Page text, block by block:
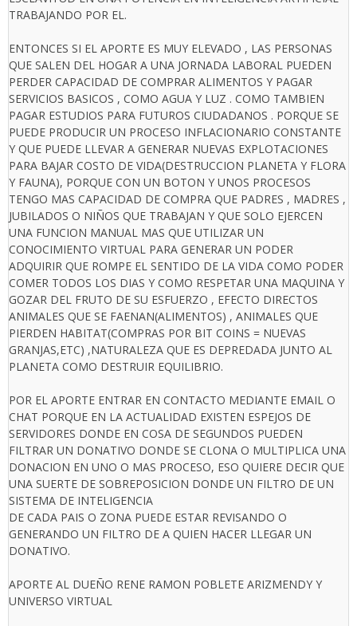
TRABAJANDO POR EL.
ENTONCES SI EL APORTE ES MUY ELEVADO , LAS PERSONAS
QUE SALEN DEL HOGAR A UNA JORNADA LABORAL PUEDEN
PERDER CAPACIDAD DE COMPRAR ALIMENTOS Y PAGAR
SERVICIOS BASICOS , COMO AGUA Y LUZ . COMO TAMBIEN
PAGAR ESTUDIOS PARA FUTUROS CIUDADANOS . PORQUE SE
PUEDE PRODUCIR UN PROCESO INFLACIONARIO CONSTANTE
Y QUE PUEDE LLEVAR A GENERAR NUEVAS EXPLOTACIONES
PARA BAJAR COSTO DE VIDA(DESTRUCCION PLANETA Y FLORA
Y FAUNA), PORQUE CON UN BOTON Y UNOS PROCESOS
TENGO MAS CAPACIDAD DE COMPRA QUE PADRES , MADRES ,
JUBILADOS O NIÑOS QUE TRABAJAN Y QUE SOLO EJERCEN
UNA FUNCION MANUAL MAS QUE UTILIZAR UN
CONOCIMIENTO VIRTUAL PARA GENERAR UN PODER
ADQUIRIR QUE ROMPE EL SENTIDO DE LA VIDA COMO PODER
COMER TODOS LOS DIAS Y COMO RESPETAR UNA MAQUINA Y
GOZAR DEL FRUTO DE SU ESFUERZO , EFECTO DIRECTOS
ANIMALES QUE SE FAENAN(ALIMENTOS) , ANIMALES QUE
PIERDEN HABITAT(COMPRAS POR BIT COINS = NUEVAS
GRANJAS,ETC) ,NATURALEZA QUE ES DEPREDADA JUNTO AL
PLANETA COMO DESTRUIR EQUILIBRIO.
POR EL APORTE ENTRAR EN CONTACTO MEDIANTE EMAIL O
CHAT PORQUE EN LA ACTUALIDAD EXISTEN ESPEJOS DE
SERVIDORES DONDE EN COSA DE SEGUNDOS PUEDEN
FILTRAR UN DONATIVO DONDE SE CLONA O MULTIPLICA UNA
DONACION EN UNO O MAS PROCESO, ESO QUIERE DECIR QUE
UNA SUERTE DE SOBREPOSICION DONDE UN FILTRO DE UN
SISTEMA DE INTELIGENCIA
DE CADA PAIS O ZONA PUEDE ESTAR REVISANDO O
GENERANDO UN FILTRO DE A QUIEN HACER LLEGAR UN
DONATIVO.
APORTE AL DUEÑO RENE RAMON POBLETE ARIZMENDY Y
UNIVERSO VIRTUAL